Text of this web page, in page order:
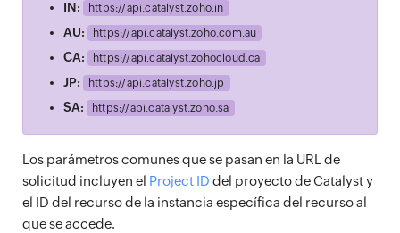
IN: https://api.catalyst.zoho.in
AU: https://api.catalyst.zoho.com.au
CA: https://api.catalyst.zohocloud.ca
JP: https://api.catalyst.zoho.jp
SA: https://api.catalyst.zoho.sa
Los parámetros comunes que se pasan en la URL de
solicitud incluyen el Project ID del proyecto de Catalyst y
el ID del recurso de la instancia específica del recurso al
que se accede.